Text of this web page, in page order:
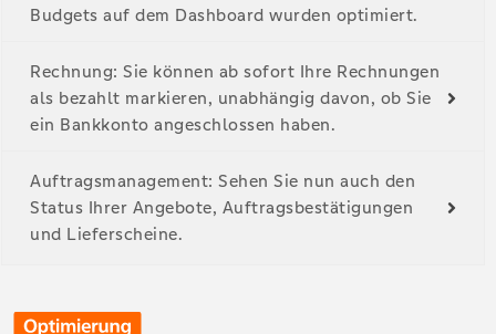
Budgets auf dem Dashboard wurden optimiert.
Rechnung: Sie können ab sofort Ihre Rechnungen
als bezahlt markieren, unabhängig davon, ob Sie
ein Bankkonto angeschlossen haben.
Auftragsmanagement: Sehen Sie nun auch den
Status Ihrer Angebote, Auftragsbestätigungen
und Lieferscheine.